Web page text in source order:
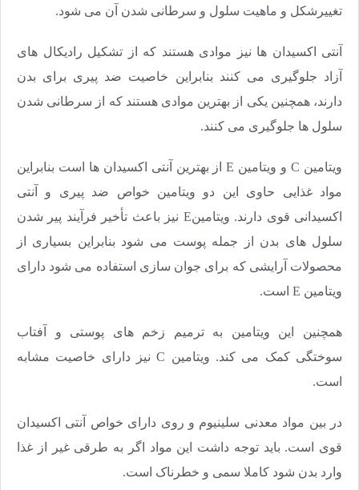
تغییرشکل و ماهیت سلول و سرطانی شدن آن می شود.
آنتی اکسیدان ها نیز موادی هستند که از تشکیل رادیکال های
آزاد جلوگیری می کنند بنابراین خاصیت ضد پیری برای بدن
دارند، همچنین یکی از بهترین موادی هستند که از سرطانی شدن
سلول ها جلوگیری می کنند.
ویتامین C و ویتامین E از بهترین آنتی اکسیدان ها است بنابراین
مواد غذایی حاوی این دو ویتامین خواص ضد پیری و آنتی
اکسیدانی قوی دارند. ویتامینE نیز باعث تأخیر فرآیند پیر شدن
سلول های بدن از جمله پوست می شود بنابراین بسیاری از
محصولات آرایشی که برای جوان سازی استفاده می شود دارای
ویتامین E است.
همچنین این ویتامین به ترمیم زخم های پوستی و آفتاب
سوختگی کمک می کند. ویتامین C نیز دارای خاصیت مشابه
است.
در بین مواد معدنی سلینیوم و روی دارای خواص آنتی اکسیدان
قوی است. باید توجه داشت این مواد اگر به طرقی غیر از غذا
وارد بدن شود کاملا سمی و خطرناک است.